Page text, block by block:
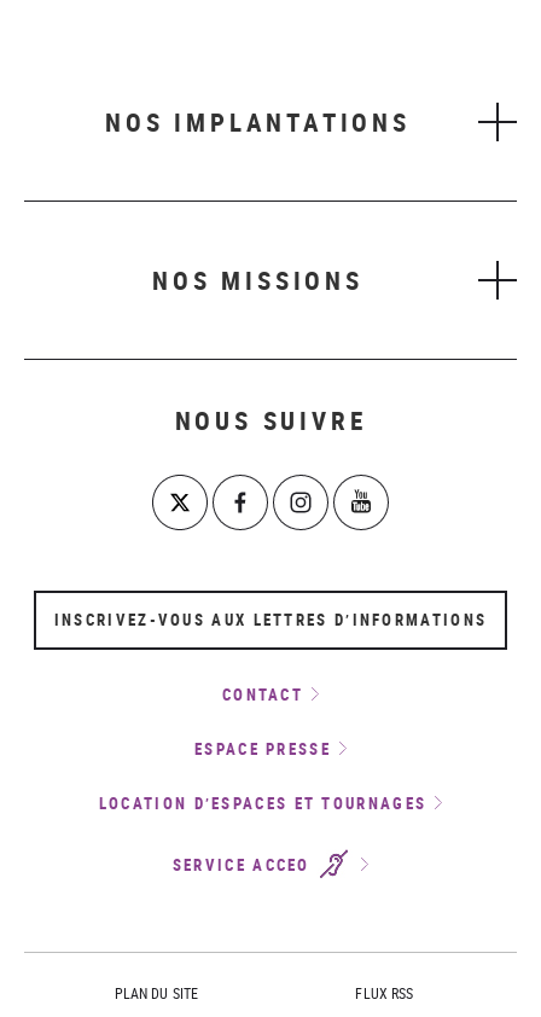
NOS IMPLANTATIONS
NOS MISSIONS
NOUS SUIVRE
INSCRIVEZ-VOUS AUX LETTRES D’INFORMATIONS
CONTACT
ESPACE PRESSE
LOCATION D’ESPACES ET TOURNAGES
SERVICE ACCEO
PLAN DU SITE FLUX RSS